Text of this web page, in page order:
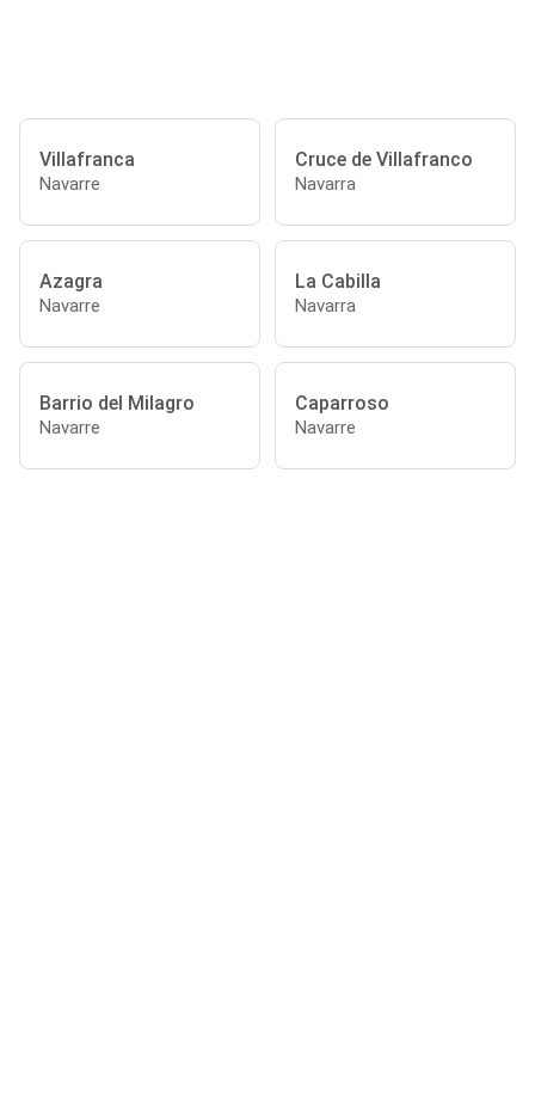
Villafranca
Navarre
Cruce de Villafranco
Navarra
Azagra
Navarre
La Cabilla
Navarra
Barrio del Milagro
Navarre
Caparroso
Navarre